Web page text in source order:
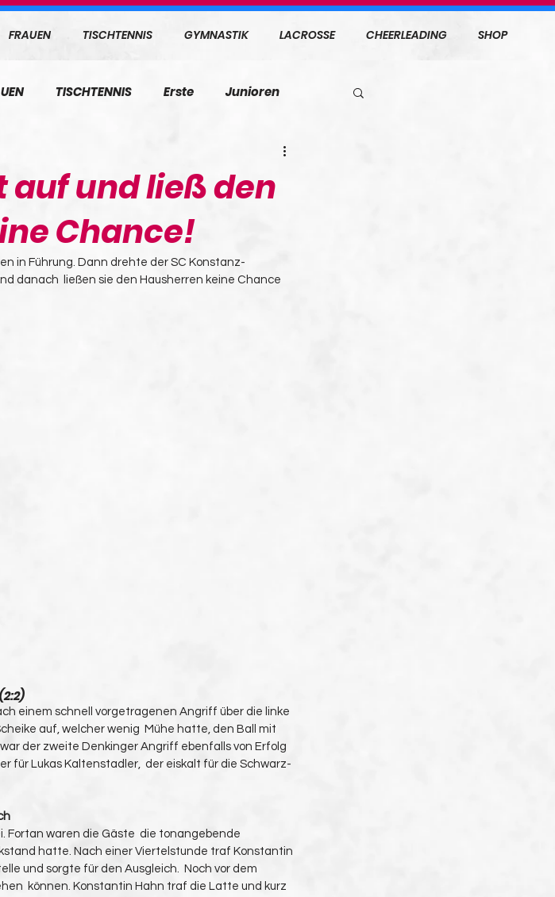
FRAUEN TISCHTENNIS GYMNASTIK LACROSSE CHEERLEADING SHOP
TISCHTENNIS Erste Junioren
auf und ließ den
Chance!
in Führung. Dann drehte der SC Konstanz-
danach  ließen sie den Hausherren keine Chance
einem schnell vorgetragenen Angriff über die linke
auf, welcher wenig  Mühe hatte, den Ball mit
der zweite Denkinger Angriff ebenfalls von Erfolg
für Lukas Kaltenstadler,  der eiskalt für die Schwarz-
Fortan waren die Gäste  die tonangebende
hatte. Nach einer Viertelstunde traf Konstantin
und sorgte für den Ausgleich.  Noch vor dem
können. Konstantin Hahn traf die Latte und kurz